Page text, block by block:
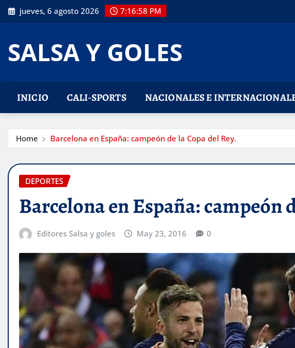
Skip
to
jueves, 6 agosto 2026 7:16:59 PM
SALSA Y GOLES
INICIO CALI-SPORTS NACIONALES E
Home Barcelona en España: campeón de la Copa del Rey.
DEPORTES
Barcelona en España: campeón
Editores Salsa y goles May 23, 2016 0